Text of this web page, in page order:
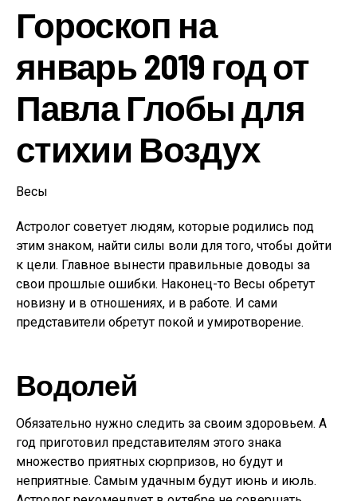
Гороскоп на
январь 2019 год от
Павла Глобы для
стихии Воздух
Весы
Астролог советует людям, которые родились под
этим знаком, найти силы воли для того, чтобы дойти
к цели. Главное вынести правильные доводы за
свои прошлые ошибки. Наконец-то Весы обретут
новизну и в отношениях, и в работе. И сами
представители обретут покой и умиротворение.
Водолей
Обязательно нужно следить за своим здоровьем. А
год приготовил представителям этого знака
множество приятных сюрпризов, но будут и
неприятные. Самым удачным будут июнь и июль.